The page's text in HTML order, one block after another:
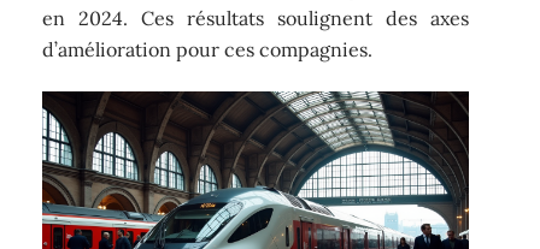
en 2024. Ces résultats soulignent des axes
d’amélioration pour ces compagnies.